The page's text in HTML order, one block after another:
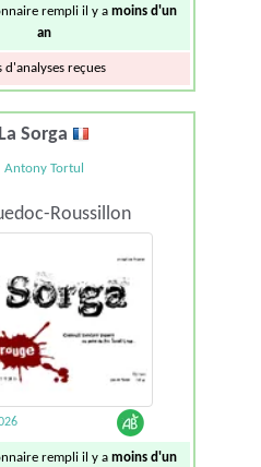
rempli il y a moins d'un
an
d'analyses reçues
La Sorga
Antony Tortul
Roussillon
rempli il y a moins d'un